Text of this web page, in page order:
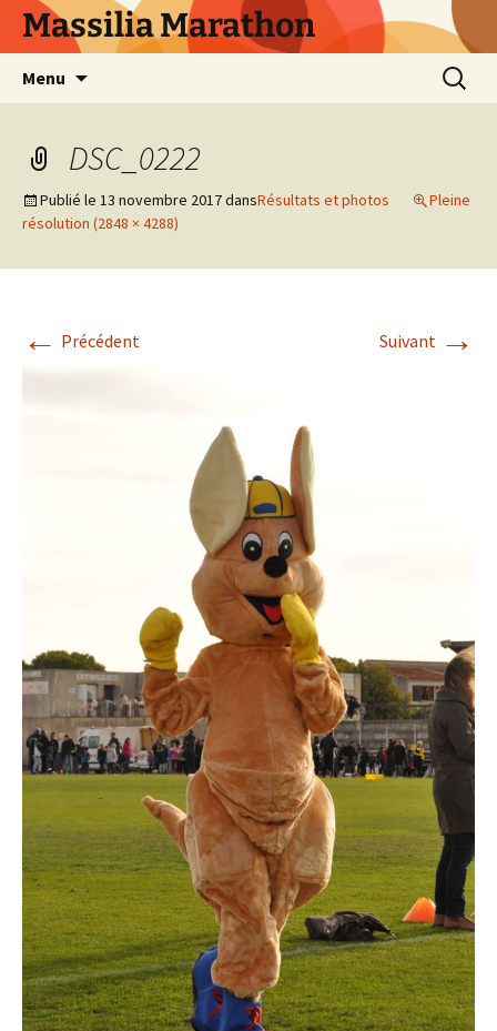
AllerMassilia Marathon
Menu
DSC_0222
Publié le 13 novembre 2017dansRésultats et photos
Pleine
résolution (2848 × 4288)
← Précédent Suivant →